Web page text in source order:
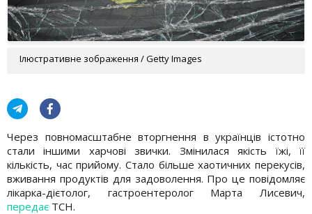
Ілюстративне зображення / Getty Images
Через повномасштабне вторгнення в українців істотно
стали іншими харчові звички. Змінилася якість їжі, її
кількість, час прийому. Стало більше хаотичних перекусів,
вживання продуктів для задоволення. Про це повідомляє
лікарка-дієтолог, гастроентеролог Марта Лисевич,
передає ТСН.